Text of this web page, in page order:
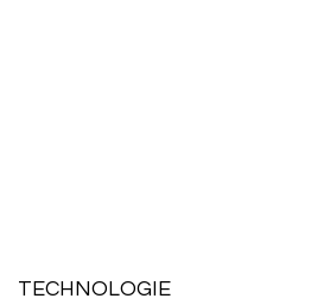
TECHNOLOGIE